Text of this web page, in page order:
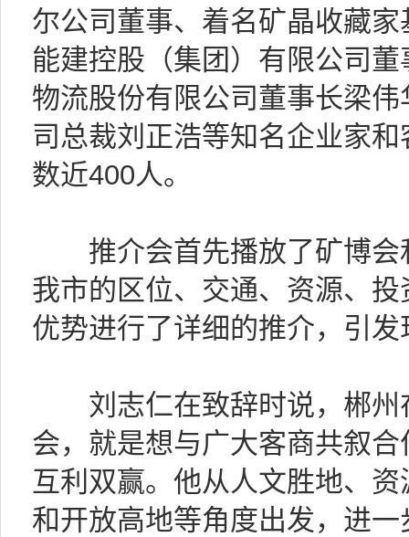
尔公司董事、着名矿晶收藏
能建控股（集团）有限公司
物流股份有限公司董事长梁
司总裁刘正浩等知名企业家
数近400人。
推介会首先播放了矿博会
我市的区位、交通、资源、
优势进行了详细的推介，引
刘志仁在致辞时说，郴州
会，就是想与广大客商共叙
互利双赢。他从人文胜地、
和开放高地等角度出发，进